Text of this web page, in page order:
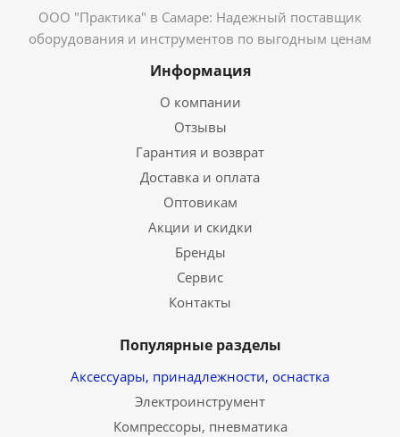
ООО "Практика" в Самаре: Надежный поставщик
оборудования и инструментов по выгодным ценам
Информация
О компании
Отзывы
Гарантия и возврат
Доставка и оплата
Оптовикам
Акции и скидки
Бренды
Сервис
Контакты
Популярные разделы
Аксессуары, принадлежности, оснастка
Электроинструмент
Компрессоры, пневматика